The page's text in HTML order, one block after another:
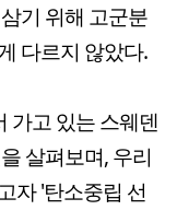
기 위해 고군분
다르지 않았다.
가고 있는 스웨덴
살펴보며, 우리
자 '탄소중립 선